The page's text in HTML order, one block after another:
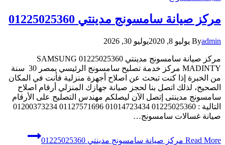
مركز صيانة سامسونج مدينتي 01225025360
Byadmin يوليو 8, 2020 يوليو 30, 2026
مركز صيانة سامسونج مدينتي 01225025360 SAMSUNG
MADINTY مركز خدمة تصليح سامسونج الرئيسي بمصر 30 سنة
من الخبرة إذا كنت تبحث عن اصلاح أجهزة منزلية فأنت في المكان
الصحيح، لذلك اتصل بنا لحجز صيانة جهازك المنزلي أرقام اصلاح
سامسونج مدينتى إتصل الآن ليصلكم مهندس التصليح على الأرقام
التالية : 01225025360 01014723434 01127571696 01200373234
صيانة غسالات سامسونج…
Read More مركز صيانة سامسونج مدينتي 01225025360